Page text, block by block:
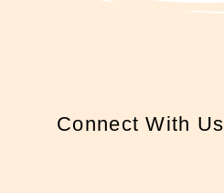
Connect With Us